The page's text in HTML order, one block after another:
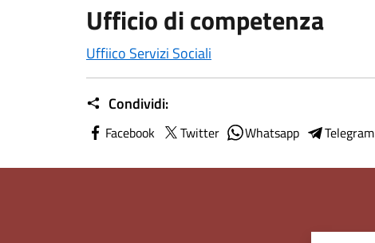
Ufficio di competenza
Uffiico Servizi Sociali
Condividi:
Facebook Twitter Whatsapp Telegram